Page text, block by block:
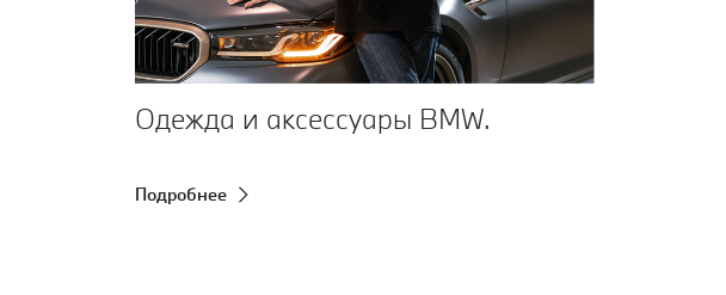
Одежда и аксессуары BMW.
Подробнее